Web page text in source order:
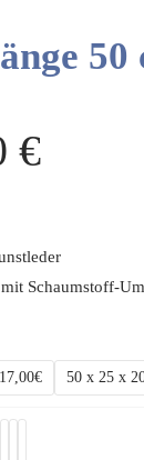
50
€
Schaumstoff-
50 x 25 x